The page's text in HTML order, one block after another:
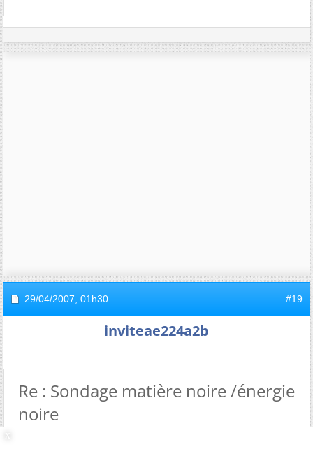
29/04/2007, 01h30 #19
inviteae224a2b
Re : Sondage matière noire /énergie
noire